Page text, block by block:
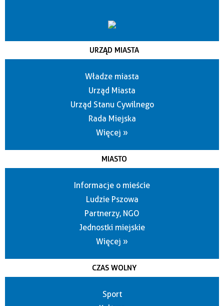
URZĄD MIASTA
Władze miasta
Urząd Miasta
Urząd Stanu Cywilnego
Rada Miejska
Więcej »
MIASTO
Informacje o mieście
Ludzie Pszowa
Partnerzy, NGO
Jednostki miejskie
Więcej »
CZAS WOLNY
Sport